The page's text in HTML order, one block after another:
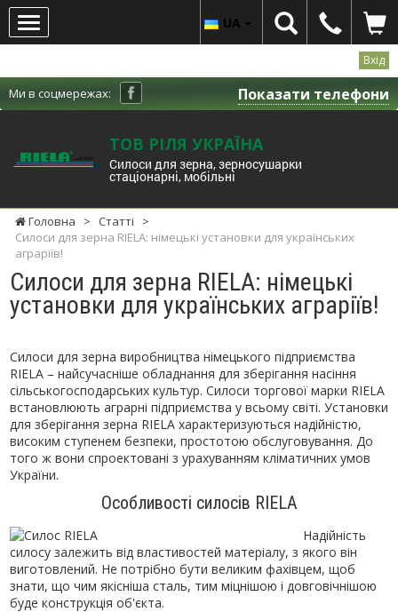
Вхід
Ми в соцмережах: Показати телефони
ТОВ РІЛЯ УКРАЇНА
Cилоси для зерна, зерносушарки
стаціонарні, мобільні
UA
Головна > Статті
>
Силоси для зерна RIELA: німецькі установки для українських
аграріїв!
Силоси для зерна RIELA: німецькі
установки для українських аграріїв!
Силоси для зерна виробництва німецького підприємства
RIELA – найсучасніше обладнання для зберігання насіння
сільськогосподарських культур. Силоси торгової марки RIELA
встановлюють аграрні підприємства у всьому світі. Установки
для зберігання зерна RIELA характеризуються надійністю,
високим ступенем безпеки, простотою обслуговування. До
того ж вони спроектовані з урахуванням кліматичних умов
України.
Особливості силосів RIELA
Надійність
силосу залежить від властивостей матеріалу, з якого він
виготовлений. Не потрібно бути великим фахівцем, щоб
знати, що чим якісніша сталь, тим міцнішою і довговічнішою
буде конструкція об'єкта.